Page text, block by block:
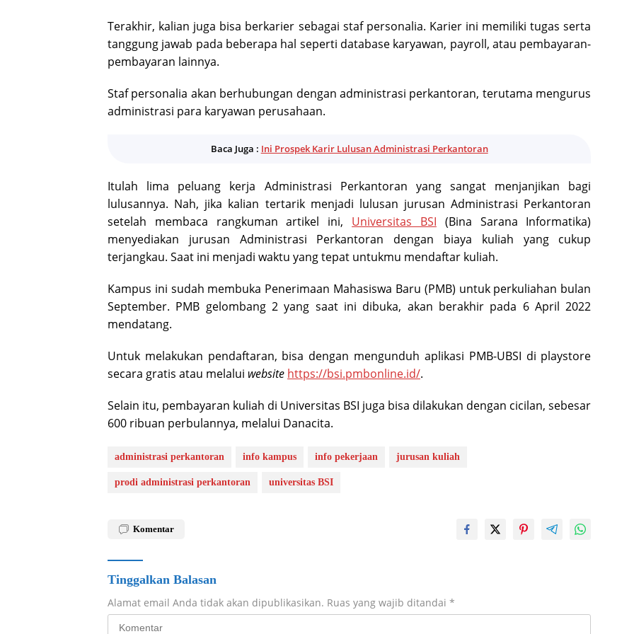
Terakhir, kalian juga bisa berkarier sebagai staf personalia. Karier ini memiliki tugas serta
tanggung jawab pada beberapa hal seperti database karyawan, payroll, atau pembayaran-
pembayaran lainnya.
Staf personalia akan berhubungan dengan administrasi perkantoran, terutama mengurus
administrasi para karyawan perusahaan.
Baca Juga : Ini Prospek Karir Lulusan Administrasi Perkantoran
Itulah lima peluang kerja Administrasi Perkantoran yang sangat menjanjikan bagi
lulusannya. Nah, jika kalian tertarik menjadi lulusan jurusan Administrasi Perkantoran
setelah membaca rangkuman artikel ini, Universitas BSI (Bina Sarana Informatika)
menyediakan jurusan Administrasi Perkantoran dengan biaya kuliah yang cukup
terjangkau. Saat ini menjadi waktu yang tepat untukmu mendaftar kuliah.
Kampus ini sudah membuka Penerimaan Mahasiswa Baru (PMB) untuk perkuliahan bulan
September. PMB gelombang 2 yang saat ini dibuka, akan berakhir pada 6 April 2022
mendatang.
Untuk melakukan pendaftaran, bisa dengan mengunduh aplikasi PMB-UBSI di playstore
secara gratis atau melalui website https://bsi.pmbonline.id/.
Selain itu, pembayaran kuliah di Universitas BSI juga bisa dilakukan dengan cicilan, sebesar
600 ribuan perbulannya, melalui Danacita.
administrasi perkantoran info kampus info pekerjaan jurusan kuliah
prodi administrasi perkantoran universitas BSI
Komentar
Tinggalkan Balasan
Alamat email Anda tidak akan dipublikasikan. Ruas yang wajib ditandai *